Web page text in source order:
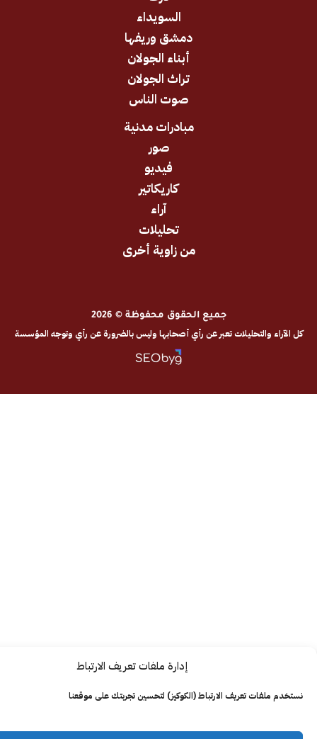
إدارة ملفات تعريف الارتباط
تعريف الارتباط (الكوكيز) لتحسين تجربتك على موقعنا
دمشق وريفها
أبناء الجولان
تراث الجولان
صوت الناس
مبادرات مدنية
من زاوية أخرى
جميع الحقوق محفوظة © 2026
تعبر عن رأي أصحابها وليس بالضرورة عن رأي وتوجه المؤسسة